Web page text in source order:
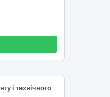
50110000-9 «Послуги з ремонту і технічного обслуговування мототранспортних засобів і супутнього обладнання» (Послуги з ремонту та технічного обслуговування автомобіля спеціального призначення: автомобільне базове шасі, медичний автомобіль “ Toyota Land Cruiser ” (2023 р.в.), vin JTFRU71J3PF005137)